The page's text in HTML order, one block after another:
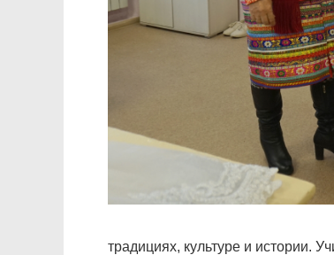
традициях, культуре и истории.